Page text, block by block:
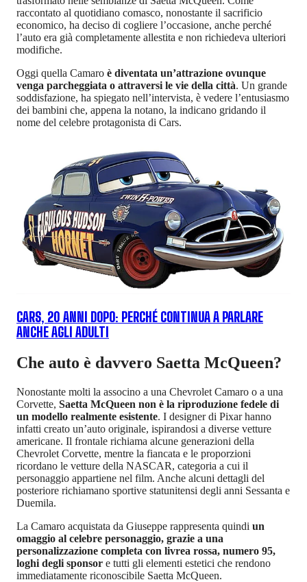
raccontato al quotidiano comasco, nonostante il sacrificio
economico, ha deciso di cogliere l’occasione, anche perché
l’auto era già completamente allestita e non richiedeva ulteriori
modifiche.
Oggi quella Camaro è diventata un’attrazione ovunque
venga parcheggiata o attraversi le vie della città. Un grande
soddisfazione, ha spiegato nell’intervista, è vedere l’entusiasmo
dei bambini che, appena la notano, la indicano gridando il
nome del celebre protagonista di Cars.
CARS, 20 ANNI DOPO: PERCHÉ CONTINUA A PARLARE
ANCHE AGLI ADULTI
Che auto è davvero Saetta McQueen?
Nonostante molti la associno a una Chevrolet Camaro o a una
Corvette, Saetta McQueen non è la riproduzione fedele di
un modello realmente esistente. I designer di Pixar hanno
infatti creato un’auto originale, ispirandosi a diverse vetture
americane. Il frontale richiama alcune generazioni della
Chevrolet Corvette, mentre la fiancata e le proporzioni
ricordano le vetture della NASCAR, categoria a cui il
personaggio appartiene nel film. Anche alcuni dettagli del
posteriore richiamano sportive statunitensi degli anni Sessanta e
Duemila.
La Camaro acquistata da Giuseppe rappresenta quindi un
omaggio al celebre personaggio, grazie a una
personalizzazione completa con livrea rossa, numero 95,
loghi degli sponsor e tutti gli elementi estetici che rendono
immediatamente riconoscibile Saetta McQueen.